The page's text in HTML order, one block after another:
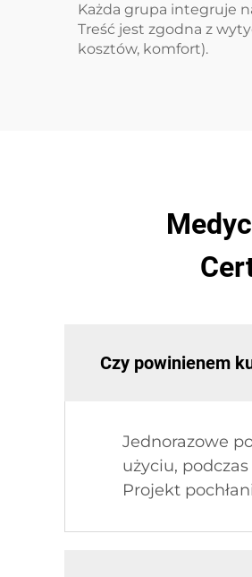
Każda grupa integruje
Treść jest zgodna z
kosztów, komfort).
Czy powinienem
Jednorazowe
użyciu,
Projekt